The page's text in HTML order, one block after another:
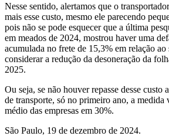
Nesse sentido, alertamos que o
mais esse custo, mesmo ele parecendo
pois não se pode esquecer que a última
em meados de 2024, mostrou haver uma
acumulada no frete de 15,3% em relação ao
considerar a redução da desoneração da
2025.
Ou seja, se não houver repasse desse custo
de transporte, só no primeiro ano, a
médio das empresas em 30%.
São Paulo, 19 de dezembro de 2024.